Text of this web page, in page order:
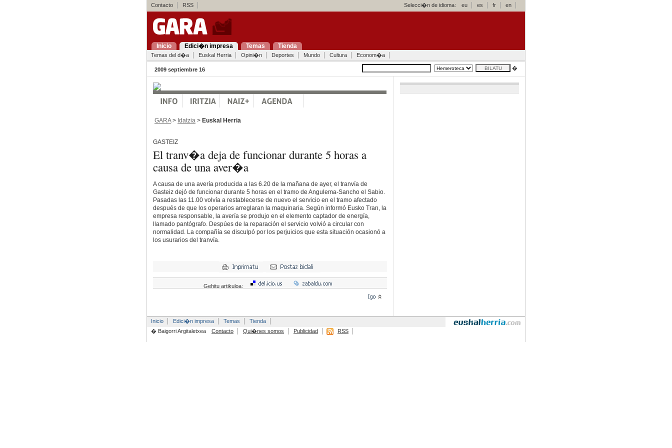
Contacto RSS Selecci�n de idioma: eu es fr en
Inicio Edici�n impresa Temas Tienda
Temas del d�a Euskal Herria Opini�n Deportes Mundo Cultura Econom�a
2009 septiembre 16 �
GARA> Idatzia > Euskal Herria
GASTEIZ
El tranv�a deja de funcionar durante 5 horas a
causa de una aver�a
A causa de una avería producida a las 6.20 de la mañana de ayer, el tranvía de
Gasteiz dejó de funcionar durante 5 horas en el tramo de Angulema-Sancho el Sabio.
Pasadas las 11.00 volvía a restablecerse de nuevo el servicio en el tramo afectado
después de que los operarios arreglaran la maquinaria. Según informó Eusko Tran, la
empresa responsable, la avería se produjo en el elemento captador de energía,
llamado pantógrafo. Despúes de la reparación el servicio volvió a circular con
normalidad. La compañía se disculpó por los perjuicios que esta situación ocasionó a
los usurarios del tranvía.
Gehitu artikuloa:
Inicio Edici�n impresa Temas
Tienda
� Baigorri Argitaletxea
Contacto Qui�nes somos Publicidad RSS